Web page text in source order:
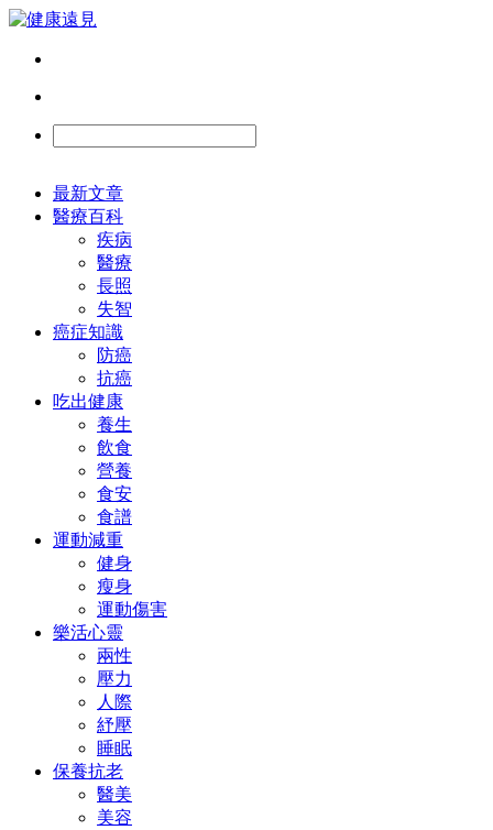
最新文章
醫療百科
疾病
醫療
長照
失智
癌症知識
防癌
抗癌
吃出健康
養生
飲食
營養
食安
食譜
運動減重
健身
瘦身
運動傷害
樂活心靈
兩性
壓力
人際
紓壓
睡眠
保養抗老
醫美
美容